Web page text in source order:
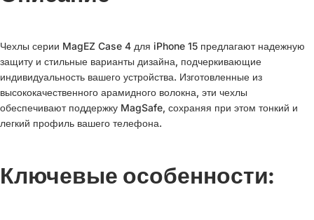
Чехлы серии MagEZ Case 4 для iPhone 15 предлагают надежную
защиту и стильные варианты дизайна, подчеркивающие
индивидуальность вашего устройства. Изготовленные из
высококачественного арамидного волокна, эти чехлы
обеспечивают поддержку MagSafe, сохраняя при этом тонкий и
легкий профиль вашего телефона.
Ключевые особенности: